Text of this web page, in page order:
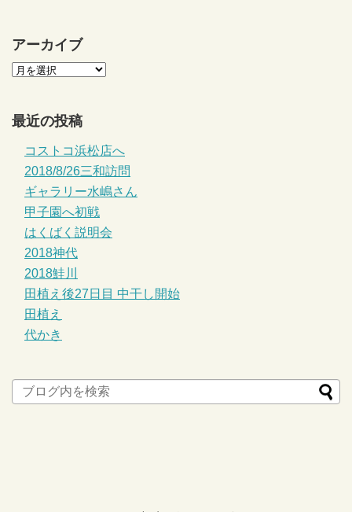
アーカイブ
最近の投稿
コストコ浜松店へ
2018/8/26三和訪問
ギャラリー水嶋さん
甲子園へ初戦
はくばく説明会
2018神代
2018鮭川
田植え後27日目 中干し開始
田植え
代かき